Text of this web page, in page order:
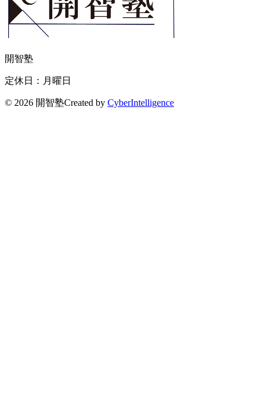
開智塾
定休日：月曜日
© 2026 開智塾Created by CyberIntelligence